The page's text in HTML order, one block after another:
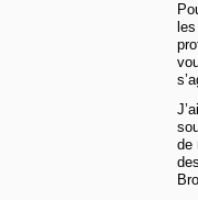
de